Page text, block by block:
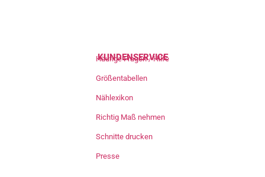
KUNDENSERVICE
Häufige Fragen / Hilfe
Größentabellen
Nählexikon
Richtig Maß nehmen
Schnitte drucken
Presse